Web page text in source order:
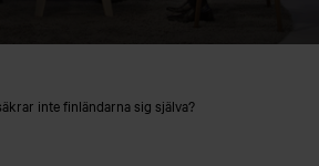
inte finländarna sig själva?